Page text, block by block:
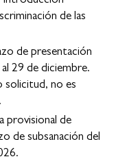
de las
de presentación
29 de diciembre.
solicitud, no es
provisional de
de subsanación del